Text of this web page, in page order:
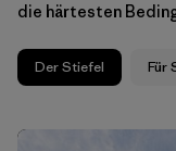
die härtesten
Der Stiefel Für